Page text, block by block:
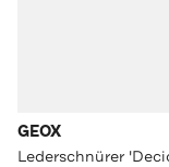
GEOX